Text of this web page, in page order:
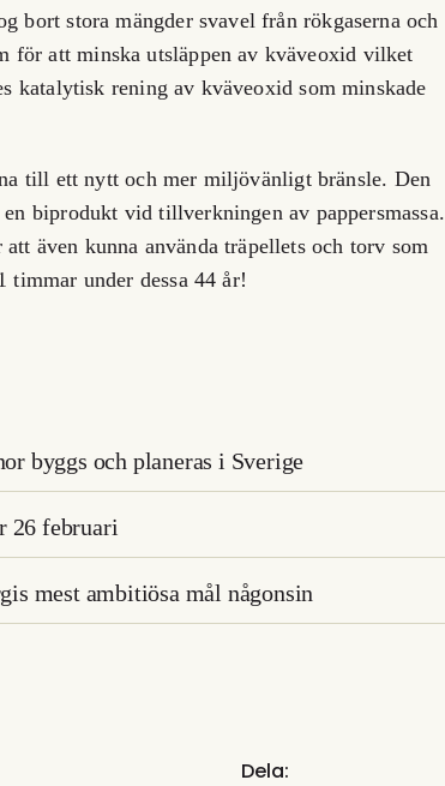
bort stora mängder svavel från rökgaserna och
för att minska utsläppen av kväveoxid vilket
katalytisk rening av kväveoxid som minskade
till ett nytt och mer miljövänligt bränsle. Den
biprodukt vid tillverkningen av pappersmassa.
även kunna använda träpellets och torv som
timmar under dessa 44 år!
byggs och planeras i Sverige
26 februari
mest ambitiösa mål någonsin
Dela: